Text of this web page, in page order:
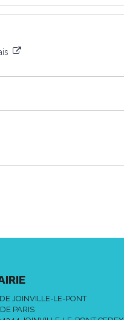
JOINVILLE-LE-PONT
PARIS